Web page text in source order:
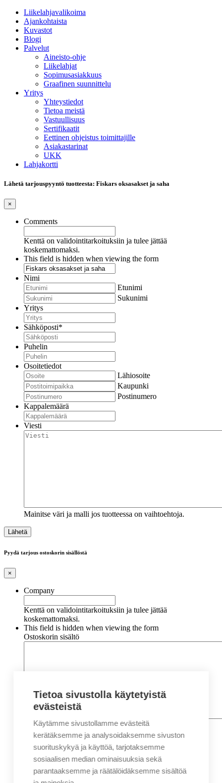
Liikelahjavalikoima
Ajankohtaista
Kuvastot
Blogi
Palvelut
Aineisto-ohje
Liikelahjat
Sopimusasiakkuus
Graafinen suunnittelu
Yritys
Yhteystiedot
Tietoa meistä
Vastuullisuus
Sertifikaatit
Eettinen ohjeistus toimittajille
Asiakastarinat
UKK
Lahjakortti
Lähetä tarjouspyyntö tuotteesta: Fiskars oksasakset ja saha
×
Comments
Kenttä on validointitarkoituksiin ja tulee jättää
koskemattomaksi.
This field is hidden when viewing the form
Nimi
Etunimi
Sukunimi
Yritys
Sähköposti*
Puhelin
Osoitetiedot
Lähiosoite
Kaupunki
Postinumero
Kappalemäärä
Viesti
Mainitse väri ja malli jos tuotteessa on vaihtoehtoja.
Pyydä tarjous ostoskorin sisällöstä
×
Company
Kenttä on validointitarkoituksiin ja tulee jättää
koskemattomaksi.
This field is hidden when viewing the form
Ostoskorin sisältö
Nimi*
Etunimi
Sukunimi
Sähköposti*
Tietoa sivustolla käytetyistä
evästeistä
Käytämme sivustollamme evästeitä
kerätäksemme ja analysoidaksemme sivuston
suorituskykyä ja käyttöä, tarjotaksemme
sosiaalisen median ominaisuuksia sekä
parantaaksemme ja räätälöidäksemme sisältöä